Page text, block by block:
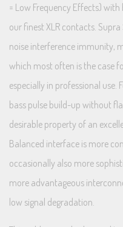
= Low Frequency Effects)
our finest XLR contacts.
noise interference immunity,
which most often is the case
especially in professional
bass pulse build-up without
desirable property of an
Balanced interface is more
occasionally also more
more advantageous
low signal degradation.